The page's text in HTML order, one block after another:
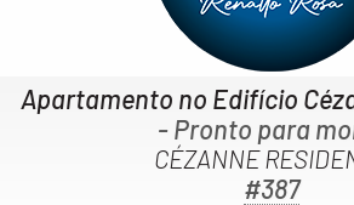
Apartamento no Edifício
- Pronto para
CÉZANNE
#387